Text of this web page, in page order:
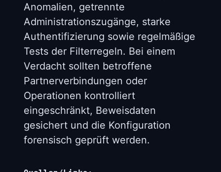
Anomalien, getrennte
Administrationszugänge, starke
Authentifizierung sowie regelmäßige
Tests der Filterregeln. Bei einem
Verdacht sollten betroffene
Partnerverbindungen oder
Operationen kontrolliert
eingeschränkt, Beweisdaten
gesichert und die Konfiguration
forensisch geprüft werden.